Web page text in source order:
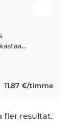
joten
(välillä
11,87 €/timme
fler resultat.